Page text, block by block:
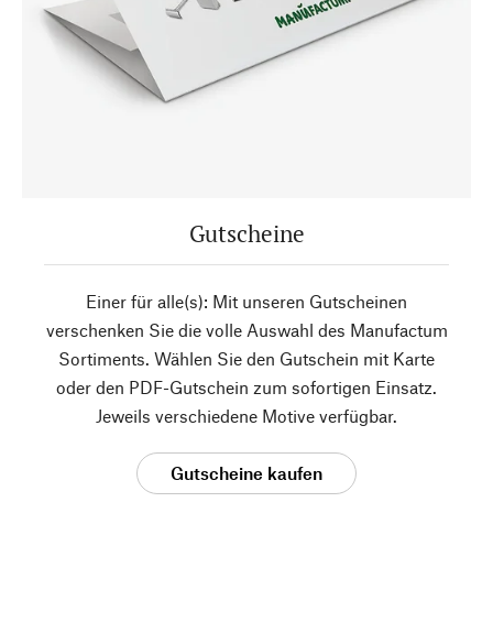
Gutscheine
Einer für alle(s): Mit unseren Gutscheinen
verschenken Sie die volle Auswahl des Manufactum
Sortiments. Wählen Sie den Gutschein mit Karte
oder den PDF-Gutschein zum sofortigen Einsatz.
Jeweils verschiedene Motive verfügbar.
Gutscheine kaufen